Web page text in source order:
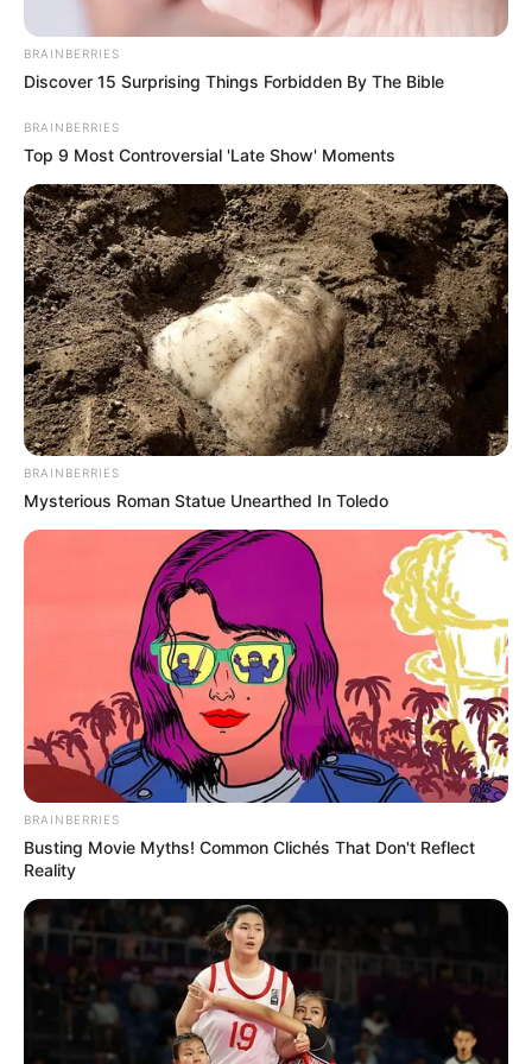
Magyar Péter bevitte a
kegyelemdöfést Lázár Jánosnak:
ilyenre még nem volt példa
Szerző • June 15, 2026
BRAINBERRIES
Discover 15 Surprising Things Forbidden By The Bible
BRAINBERRIES
Top 9 Most Controversial 'Late Show' Moments
BRAINBERRIES
Mysterious Roman Statue Unearthed In Toledo
BRAINBERRIES
Busting Movie Myths! Common Clichés That Don't Reflect
Reality